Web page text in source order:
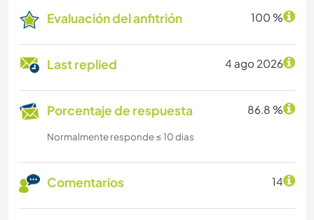
Evaluación del anfitrión 100 %
Last replied 4 ago 2026
Porcentaje de respuesta 86.8 %
Normalmente responde ≤ 10 dias
Comentarios 14